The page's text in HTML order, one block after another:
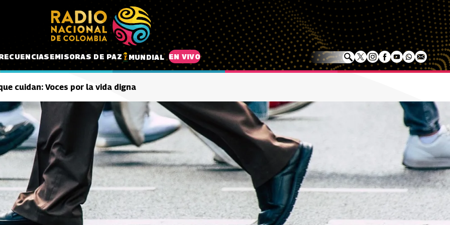
EMISORAS DE PAZ MUNDIAL EN VIVO
cuidan: Voces por la vida digna